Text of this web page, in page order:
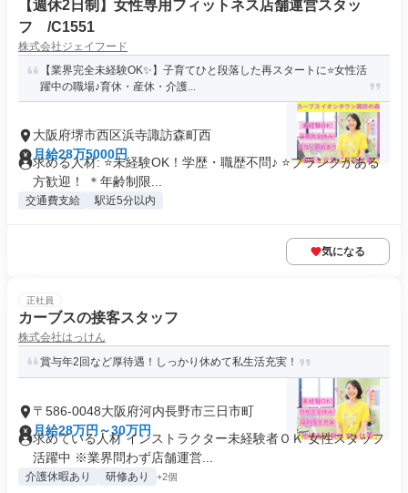
【週休2日制】女性専用フィットネス店舗運営スタッ
フ /C1551
株式会社ジェイフード
【業界完全未経験OK✨】子育てひと段落した再スタートに⭐女性活
躍中の職場♪育休・産休・介護...
大阪府堺市西区浜寺諏訪森町西
月給28万5000円
求める人材: ⭐未経験OK！学歴・職歴不問♪ ⭐ブランクがある
方歓迎！ ＊年齢制限...
交通費支給 駅近5分以内
気になる
正社員
カーブスの接客スタッフ
株式会社はっけん
賞与年2回など厚待遇！しっかり休めて私生活充実！
〒586-0048大阪府河内長野市三日市町
月給28万円～30万円
求めている人材 インストラクター未経験者ＯＫ 女性スタッフ
活躍中 ※業界問わず店舗運営...
介護休暇あり 研修あり +2個